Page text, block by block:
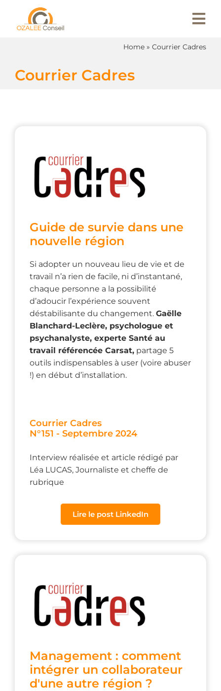
contenu
Courrier Cadres
Home » Courrier Cadres
Guide de survie dans une
nouvelle région
Si adopter un nouveau lieu de vie et de
travail n’a rien de facile, ni d’instantané,
chaque personne a la possibilité
d’adoucir l’expérience souvent
déstabilisante du changement. Gaëlle
Blanchard-Leclère, psychologue et
psychanalyste, experte Santé au
travail référencée Carsat, partage 5
outils indispensables à user (voire abuser
!) en début d’installation.
Courrier Cadres
N°151 - Septembre 2024
Interview réalisée et article rédigé par
Léa LUCAS, Journaliste et cheffe de
rubrique
Lire le post LinkedIn
Management : comment
intégrer un collaborateur
d'une autre région ?